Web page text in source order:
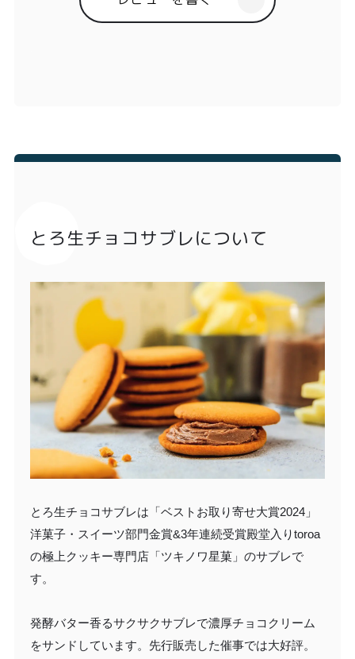
とろ生チョコサブレについて
とろ生チョコサブレは「ベストお取り寄せ大賞2024」
洋菓子・スイーツ部門金賞&3年連続受賞殿堂入りtoroa
の極上クッキー専門店「ツキノワ星菓」のサブレで
す。
発酵バター香るサクサクサブレで濃厚チョコクリーム
をサンドしています。先行販売した催事では大好評。